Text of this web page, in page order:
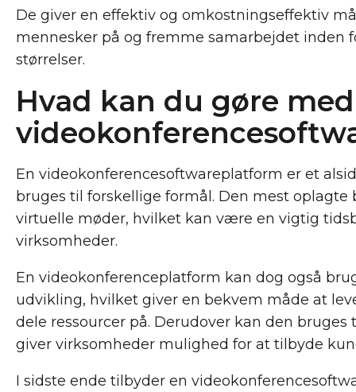
De giver en effektiv og omkostningseffektiv
mennesker på og fremme samarbejdet inden
størrelser.
Hvad kan du gøre
En videokonferencesoftwareplatform er et
bruges til forskellige formål. Den mest oplagte
virtuelle møder, hvilket kan være en vigtig
virksomheder.
En videokonferenceplatform kan dog også
udvikling, hvilket giver en bekvem måde at
dele ressourcer på. Derudover kan den
giver virksomheder mulighed for at tilbyde
I sidste ende tilbyder en